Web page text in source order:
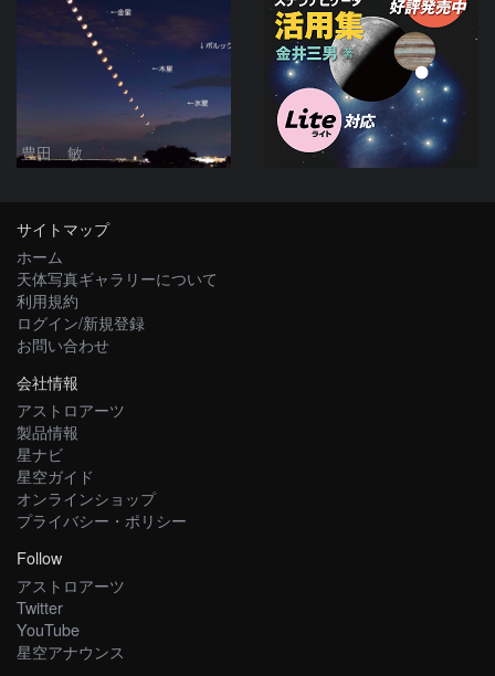
豊田 敏
サイトマップ
ホーム
天体写真ギャラリーについて
利用規約
ログイン/新規登録
お問い合わせ
会社情報
アストロアーツ
製品情報
星ナビ
星空ガイド
オンラインショップ
プライバシー・ポリシー
Follow
アストロアーツ
Twitter
YouTube
星空アナウンス